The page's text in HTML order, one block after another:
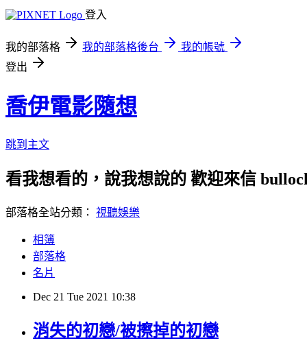
登入
我的部落格 我的部落格後台
我的帳號
登出
喬伊電影隨想
跳到主文
看我想看的，說我想說的 歡迎來信
部落格全站分類： 視聽娛樂
相簿
部落格
名片
Dec 21 Tue 2021 10:38
消失的初戀/被擦掉的初戀